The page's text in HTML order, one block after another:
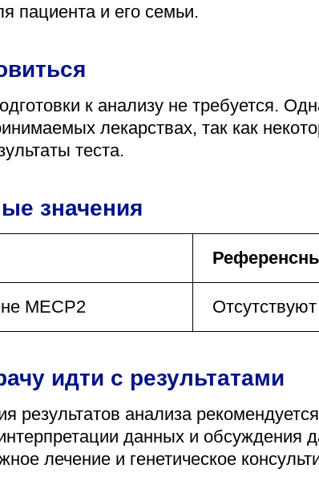
пациента и его семьи.
к анализу не требуется.
лекарствах, так как
теста.
значения
MECP2 Отсутствуют
идти с результатами
результатов анализа
данных и обсуждения
лечение и генетическое